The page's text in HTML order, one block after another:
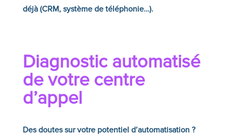
déjà (CRM, système de téléphonie…).
Diagnostic automatisé
de votre centre
d’appel
Des doutes sur votre potentiel d’automatisation ?